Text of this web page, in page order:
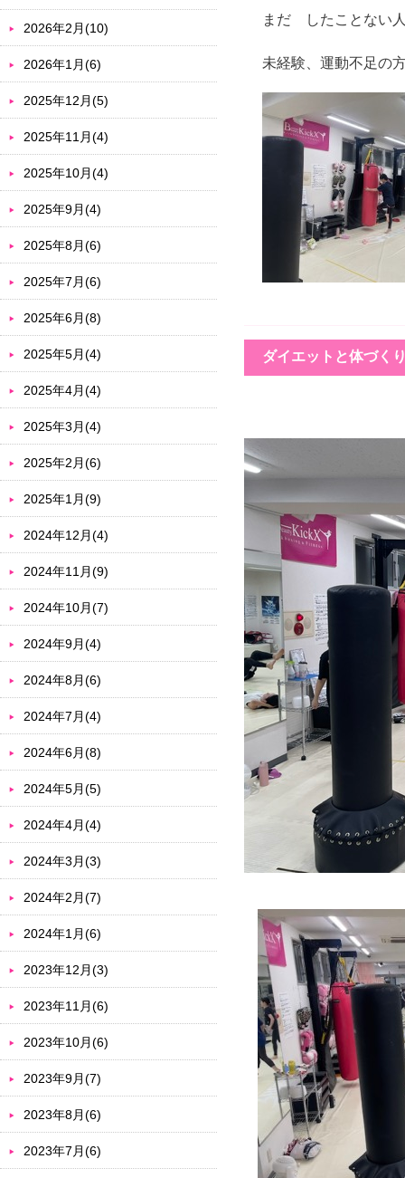
まだ したことない
未経験、運動不足の
ダイエットと体づく
2026年2月(10)
2026年1月(6)
2025年12月(5)
2025年11月(4)
2025年10月(4)
2025年9月(4)
2025年8月(6)
2025年7月(6)
2025年6月(8)
2025年5月(4)
2025年4月(4)
2025年3月(4)
2025年2月(6)
2025年1月(9)
2024年12月(4)
2024年11月(9)
2024年10月(7)
2024年9月(4)
2024年8月(6)
2024年7月(4)
2024年6月(8)
2024年5月(5)
2024年4月(4)
2024年3月(3)
2024年2月(7)
2024年1月(6)
2023年12月(3)
2023年11月(6)
2023年10月(6)
2023年9月(7)
2023年8月(6)
2023年7月(6)